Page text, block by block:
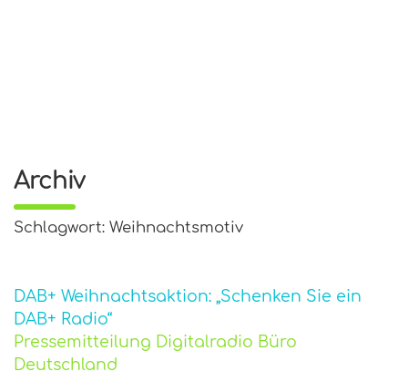
Archiv
Schlagwort: Weihnachtsmotiv
DAB+ Weihnachtsaktion: „Schenken Sie ein
DAB+ Radio“
Pressemitteilung Digitalradio Büro
Deutschland